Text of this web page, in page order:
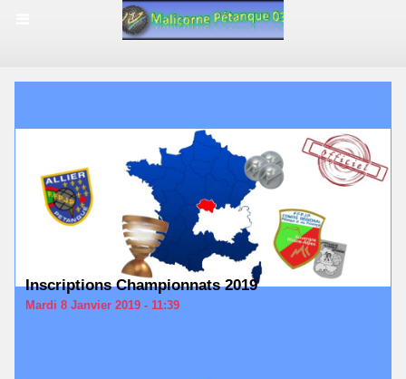
Inscriptions Championnats 2019
Mardi 8 Janvier 2019 - 11:39